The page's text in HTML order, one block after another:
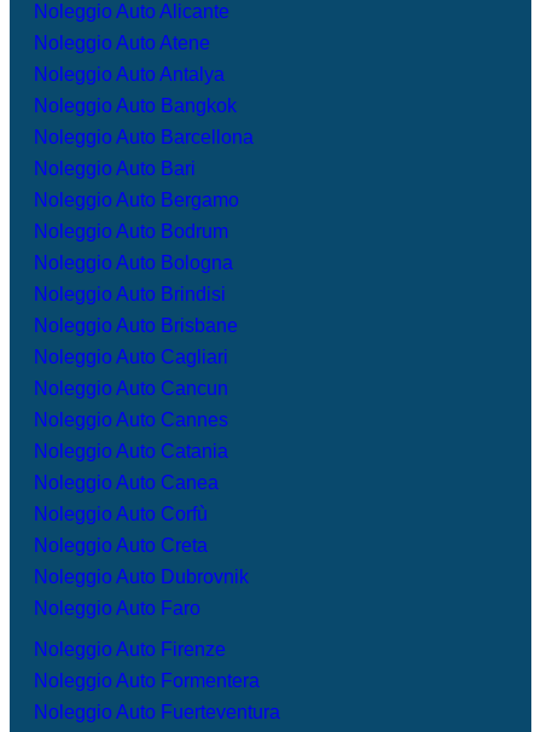
Noleggio Auto Alicante
Noleggio Auto Atene
Noleggio Auto Antalya
Noleggio Auto Bangkok
Noleggio Auto Barcellona
Noleggio Auto Bari
Noleggio Auto Bergamo
Noleggio Auto Bodrum
Noleggio Auto Bologna
Noleggio Auto Brindisi
Noleggio Auto Brisbane
Noleggio Auto Cagliari
Noleggio Auto Cancun
Noleggio Auto Cannes
Noleggio Auto Catania
Noleggio Auto Canea
Noleggio Auto Corfù
Noleggio Auto Creta
Noleggio Auto Dubrovnik
Noleggio Auto Faro
Noleggio Auto Firenze
Noleggio Auto Formentera
Noleggio Auto Fuerteventura